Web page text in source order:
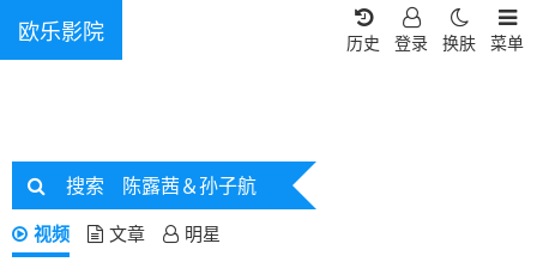
欧乐影院 菜单
换肤
登录
历史
搜索 陈露茜＆孙子航
视频 文章 明星